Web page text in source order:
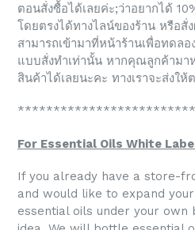
ตอนสั่งซื้อได้เลยค่ะ;ว่าอยากได้
โดยตรงได้ทางไลน์ของร้าน หรือสั่
สามารถเข้ามาที่หน้าร้านเพื่อทดล
แบบสั่งทำเท่านั้น หากคุณลูกค้ามา
สินค้าได้เลยนะคะ ทางเราจะส่งให้
For Essential Oils White
If you already have a store-
and would like to expand
essential oils under your own